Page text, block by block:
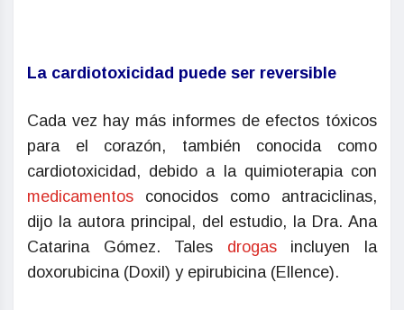
La cardiotoxicidad puede ser reversible
Cada vez hay más informes de efectos tóxicos
para el corazón, también conocida como
cardiotoxicidad, debido a la quimioterapia con
medicamentos conocidos como antraciclinas,
dijo la autora principal, del estudio, la Dra. Ana
Catarina Gómez. Tales drogas incluyen la
doxorubicina (Doxil) y epirubicina (Ellence).